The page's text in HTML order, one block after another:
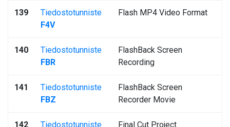
139
Tiedostotunniste
F4V
Flash MP4 Video Format
140
Tiedostotunniste
FBR
FlashBack Screen
Recording
141
Tiedostotunniste
FBZ
FlashBack Screen
Recorder Movie
142
Tiedostotunniste
Final Cut Project